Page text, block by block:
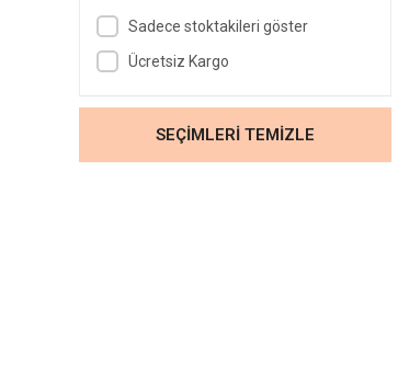
Sadece stoktakileri göster
Ücretsiz Kargo
SEÇİMLERİ TEMİZLE